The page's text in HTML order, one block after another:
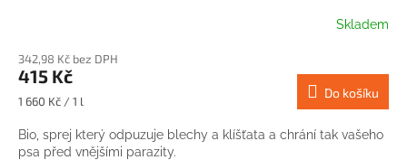
Skladem
342,98 Kč bez DPH
415 Kč
Měrná
1 660 Kč / 1 l
Do košíku
Bio, sprej který odpuzuje blechy a klíšťata a chrání tak vašeho
psa před vnějšími parazity.